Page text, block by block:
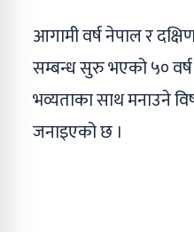
आगामी वर्ष नेपाल र
सम्बन्ध सुरु भएको ५०
भव्यताका साथ मनाउने
जनाइएको छ ।